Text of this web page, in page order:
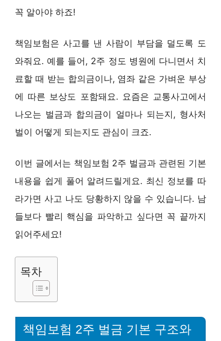
꼭 알아야 하죠!
책임보험은 사고를 낸 사람이 부담을 덜도록 도
와줘요. 예를 들어, 2주 정도 병원에 다니면서 치
료할 때 받는 합의금이나, 염좌 같은 가벼운 부상
에 따른 보상도 포함돼요. 요즘은 교통사고에서
나오는 벌금과 합의금이 얼마나 되는지, 형사처
벌이 어떻게 되는지도 관심이 크죠.
이번 글에서는 책임보험 2주 벌금과 관련된 기본
내용을 쉽게 풀어 알려드릴게요. 최신 정보를 따
라가면 사고 나도 당황하지 않을 수 있습니다. 남
들보다 빨리 핵심을 파악하고 싶다면 꼭 끝까지
읽어주세요!
목차
책임보험 2주 벌금 기본 구조와